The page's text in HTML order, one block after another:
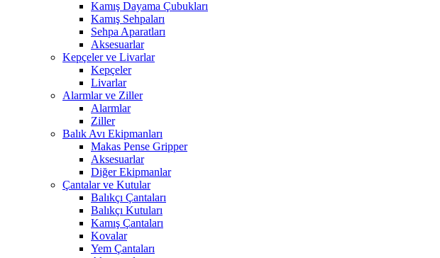
Kamış Dayama Çubukları
Kamış Sehpaları
Sehpa Aparatları
Aksesuarlar
Kepçeler ve Livarlar
Kepçeler
Livarlar
Alarmlar ve Ziller
Alarmlar
Ziller
Balık Avı Ekipmanları
Makas Pense Gripper
Aksesuarlar
Diğer Ekipmanlar
Çantalar ve Kutular
Balıkçı Çantaları
Balıkçı Kutuları
Kamış Çantaları
Kovalar
Yem Çantaları